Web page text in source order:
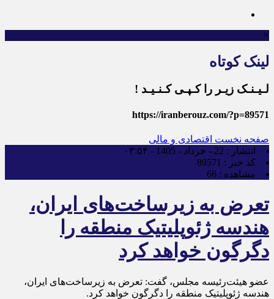
×
لینک کوتاه
لـیـنـک زیـر را کـپـی کـنـیـد !
https://iranberouz.com/?p=89571
صفحه نخست اقتصادی و مالی
انتشار : 22 - خرداد - 1405 - ۰۳:۵۴
کد خبر : 89571
مشاهده : 66
تعرض به زیرساخت‌های ایران،
هندسه ژئوپلیتیک منطقه را
دگرگون خواهد کرد
عضو هیئت‌رئیسه مجلس، گفت: تعرض به زیرساخت‌های ایران،
هندسه ژئوپلیتیک منطقه را دگرگون خواهد کرد.